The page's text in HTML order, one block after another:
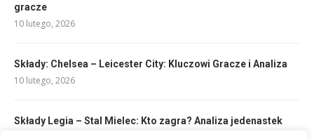
gracze
10 lutego, 2026
Składy: Chelsea – Leicester City: Kluczowi Gracze i Analiza
10 lutego, 2026
Składy Legia – Stal Mielec: Kto zagra? Analiza jedenastek